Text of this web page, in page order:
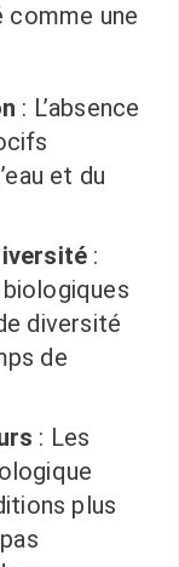
comme une
: L’absence
et du
:
diversité
de
: Les
plus